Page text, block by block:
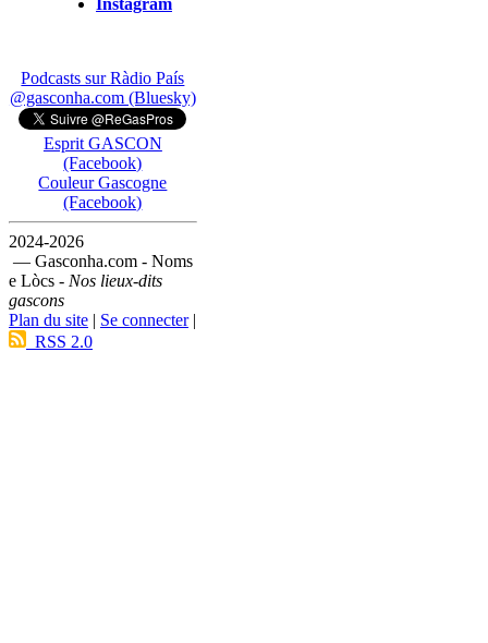
Instagram
Podcasts sur Ràdio País
@gasconha.com (Bluesky)
Esprit GASCON
(Facebook)
Couleur Gascogne
(Facebook)
2024-2026
— Gasconha.com - Noms
e Lòcs - Nos lieux-dits
gascons
Plan du site | Se connecter|
RSS 2.0